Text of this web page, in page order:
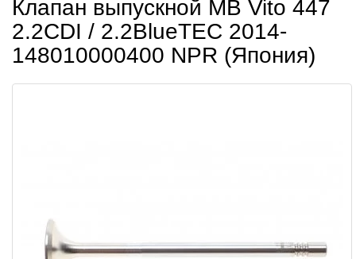
Клапан выпускной MB Vito 447
2.2CDI / 2.2BlueTEC 2014-
148010000400 NPR (Япония)